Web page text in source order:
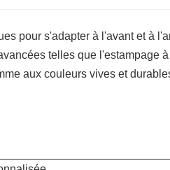
pour s'adapter à l'avant et à
telles que l'estampage
aux couleurs vives et